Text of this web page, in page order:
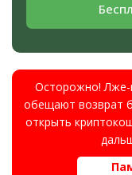
Осторожно! Лже-
обещают возврат
открыть